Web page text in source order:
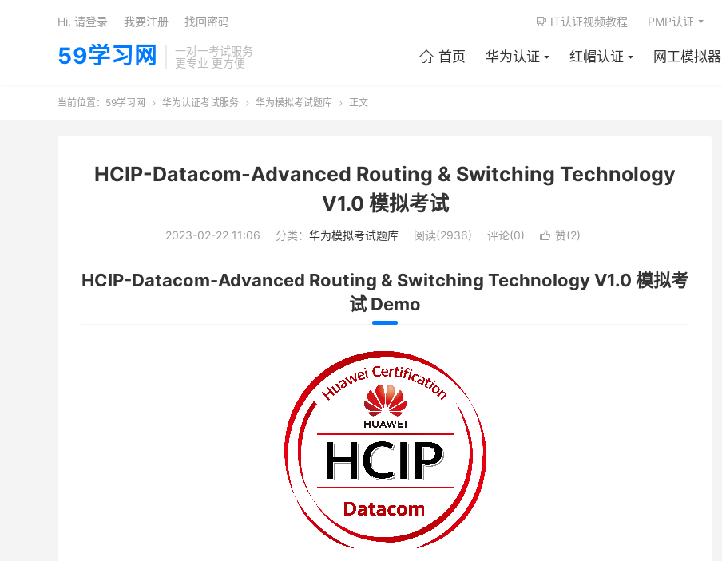
59学习网
一对一考试服务
更专业 更方便
 首页 华为认证 红帽认证 网工模拟器
 IT认证视频教程 PMP认证
Hi, 请登录 我要注册 找回密码
当前位置： 59学习网  华为认证考试服务  华为模拟考试题库  正文
HCIP-Datacom-Advanced Routing & Switching Technology
V1.0 模拟考试
2023-02-22 11:06 分类： 华为模拟考试题库 阅读(2936) 评论(0)  赞(2)
HCIP-Datacom-Advanced Routing & Switching Technology V1.0 模拟考
试 Demo